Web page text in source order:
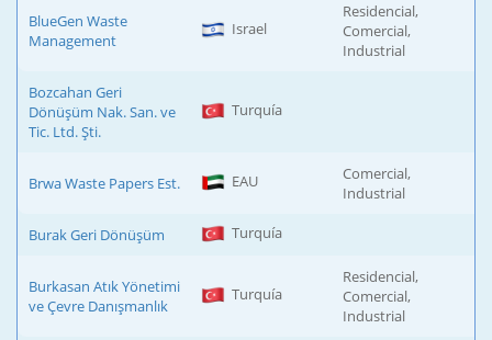
BlueGen Waste
Management
Israel
Residencial,
Comercial,
Industrial
Bozcahan Geri
Dönüşüm Nak. San. ve
Tic. Ltd. Şti.
Turquía
Brwa Waste Papers Est. EAU
Comercial,
Industrial
Burak Geri Dönüşüm Turquía
Burkasan Atık Yönetimi
ve Çevre Danışmanlık
Turquía
Residencial,
Comercial,
Industrial